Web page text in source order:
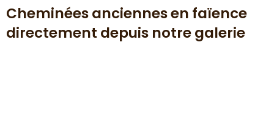
Cheminées anciennes en faïence
directement depuis notre galerie